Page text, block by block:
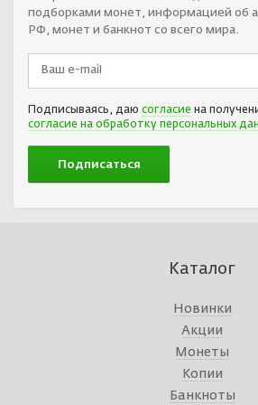
подборками монет, информацией об
РФ, монет и банкнот со всего мира.
Подписываясь, даю согласие на
согласие на обработку персональных
Каталог
Новинки
Акции
Монеты
Копии
Банкноты